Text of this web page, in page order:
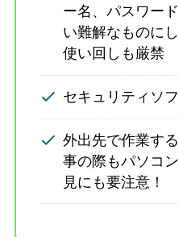
ー名、パスワー
い難解なものに
使い回しも厳禁
セキュリティソ
外出先で作業す
事の際もパソコ
見にも要注意！